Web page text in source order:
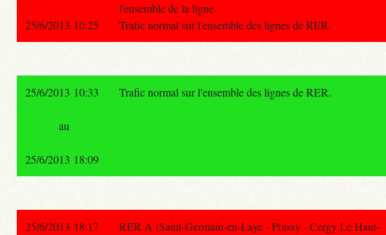
l'ensemble de la ligne.
Trafic normal sur l'ensemble des lignes de RER.
25/6/2013 10:25
25/6/2013 10:33 Trafic normal sur l'ensemble des lignes de RER.
au
25/6/2013 18:09
25/6/2013 18:17
RER A (Saint-Germain-en-Laye - Poissy - Cergy Le Haut-